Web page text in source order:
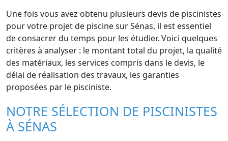
Une fois vous avez obtenu plusieurs devis de piscinistes
pour votre projet de piscine sur Sénas, il est essentiel
de consacrer du temps pour les étudier. Voici quelques
critères à analyser : le montant total du projet, la qualité
des matériaux, les services compris dans le devis, le
délai de réalisation des travaux, les garanties
proposées par le pisciniste.
NOTRE SÉLECTION DE PISCINISTES
À SÉNAS